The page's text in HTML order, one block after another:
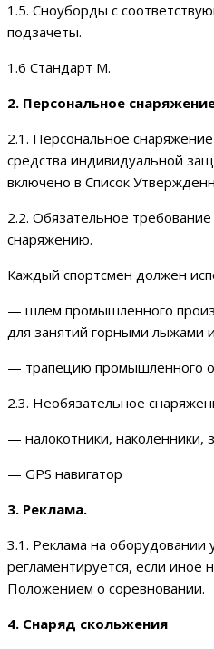
1.5. Сноуборды с
подзачеты.
1.6 Стандарт М.
2. Персональное
2.1. Персональное
средства индивидуальной
включено в Список
2.2. Обязательное
снаряжению.
Каждый спортсмен должен
— шлем промышленного
для занятий горными лыжами
— трапецию промышленного
2.3. Необязательное
— налокотники, наколенники,
— GPS навигатор
3. Реклама.
3.1. Реклама на оборудовании
регламентируется, если иное
Положением о соревновании.
4. Снаряд скольжения